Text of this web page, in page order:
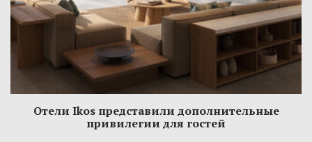
Отели Ikos представили дополнительные
привилегии для гостей